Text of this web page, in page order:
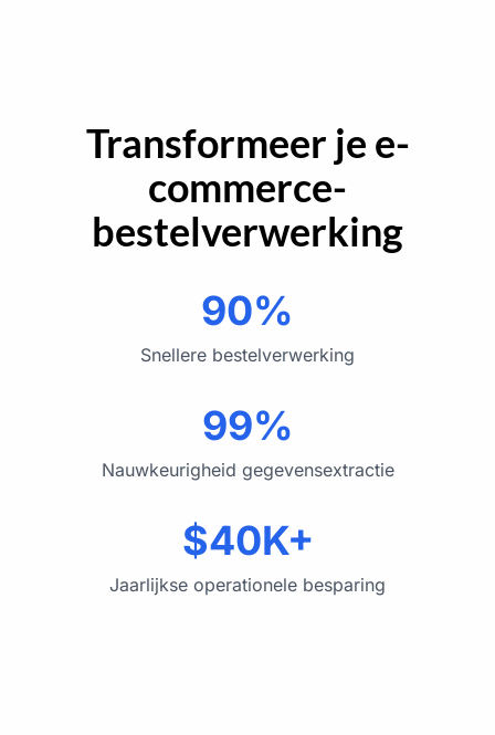
Transformeer je e-
commerce-
bestelverwerking
90%
Snellere bestelverwerking
99%
Nauwkeurigheid gegevensextractie
$40K+
Jaarlijkse operationele besparing